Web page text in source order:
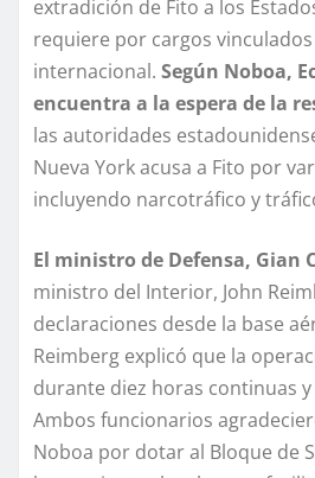
extradición de Fito a los
requiere por cargos
internacional. Según Noboa,
encuentra a la espera de la
las autoridades
Nueva York acusa a Fito por
incluyendo narcotráfico y
El ministro de Defensa, Gian
ministro del Interior, John
declaraciones desde la base
Reimberg explicó que la
durante diez horas continuas
Ambos funcionarios
Noboa por dotar al Bloque de